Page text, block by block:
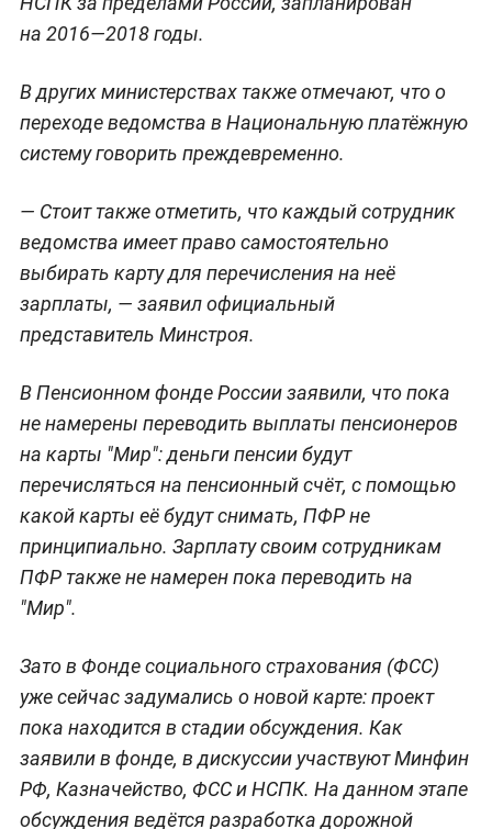
на 2016—2018 годы.
В других министерствах также отмечают, что о
переходе ведомства в Национальную платёжную
систему говорить преждевременно.
— Стоит также отметить, что каждый сотрудник
ведомства имеет право самостоятельно
выбирать карту для перечисления на неё
зарплаты, — заявил официальный
представитель Минстроя.
В Пенсионном фонде России заявили, что пока
не намерены переводить выплаты пенсионеров
на карты "Мир": деньги пенсии будут
перечисляться на пенсионный счёт, с помощью
какой карты её будут снимать, ПФР не
принципиально. Зарплату своим сотрудникам
ПФР также не намерен пока переводить на
"Мир".
Зато в Фонде социального страхования (ФСС)
уже сейчас задумались о новой карте: проект
пока находится в стадии обсуждения. Как
заявили в фонде, в дискуссии участвуют Минфин
РФ, Казначейство, ФСС и НСПК. На данном этапе
обсуждения ведётся разработка дорожной